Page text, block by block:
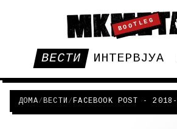
BOOTLEG
ВЕСТИ ИНТЕРВЈУА
ДОМА/ВЕСТИ /FACEBOOK POST -